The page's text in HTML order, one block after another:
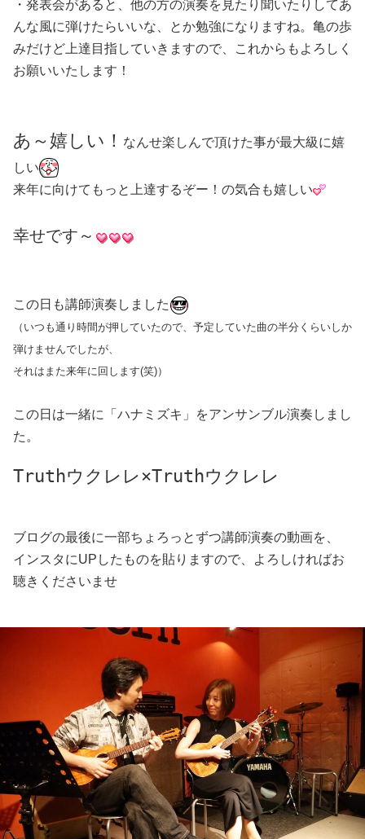
・発表会があると、他の方の演奏を見たり聞いたりしてあ
んな風に弾けたらいいな、とか勉強になりますね。亀の歩
みだけど上達目指していきますので、これからもよろしく
お願いいたします！
あ～嬉しい！
なんせ楽しんで頂けた事が最大級に嬉
しい
来年に向けてもっと上達するぞー！の気合も嬉しい
幸せです～
この日も講師演奏しました
（いつも通り時間が押していたので、予定していた曲の半分くらいしか
弾けませんでしたが、
それはまた来年に回します(笑)）
この日は一緒に「ハナミズキ」をアンサンブル演奏しまし
た。
Truthウクレレ×Truthウクレレ
ブログの最後に一部ちょろっとずつ講師演奏の動画を、
インスタにUPしたものを貼りますので、よろしければお
聴きくださいませ